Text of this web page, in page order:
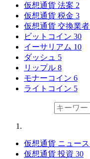
仮想通貨 法案 2
仮想通貨 税金 3
仮想通貨 交換業者
ビットコイン 30
イーサリアム 10
ダッシュ 5
リップル 8
モナーコイン 6
ライトコイン 5
仮想通貨 ニュース
仮想通貨 投資 30